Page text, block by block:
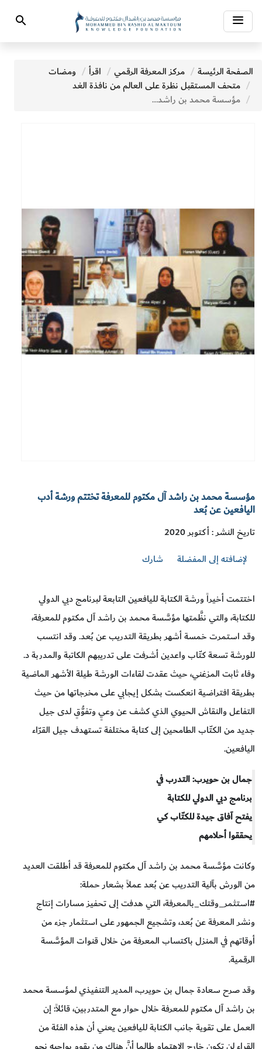
Toggle
navigation
Search
الصفحة الرئيسة مركز المعرفة الرقمي اقرأ
ومضات
متحف المستقبل نظرة على العالم من نافذة الغد
مؤسسة محمد بن راشد آل مكتوم للمعرفة تختتم ورشة أدب اليافعين عن بُعد
مؤسسة محمد بن راشد آل مكتوم للمعرفة تختتم ورشة أدب
اليافعين عن بُعد
تاريخ النشر : أكتوبر 2020
لإضافته إلى المفضلة
شارك
اختتمت أخيراً ورشة الكتابة لليافعين التابعة لبرنامج دبي الدولي
للكتابة، والتي نظَّمتها مؤسَّسة محمد بن راشد آل مكتوم للمعرفة،
وقد استمرت خمسة أشهر بطريقة التدريب عن بُعد. وقد انتسب
للورشة تسعة كتّاب واعدين أشرفت على تدريبهم الكاتبة والمدربة د.
وفاء ثابت المزغني، حيث عقدت لقاءات الورشة طيلة الأشهر الماضية
بطريقة افتراضية انعكست بشكل إيجابي على مخرجاتها من حيث
التفاعل والنقاش الحيوي الذي كشف عن وعيٍ وتفوُّقٍ لدى جيل
جديد من الكتّاب الطامحين إلى كتابة مختلفة تستهدف جيل القرّاء
اليافعين.
جمال بن حويرب: التدرب في
برنامج دبي الدولي للكتابة
يفتح آفاق جيدة للكتّاب كي
يحققوا أحلامهم
وكانت مؤسَّسة محمد بن راشد آل مكتوم للمعرفة قد أطلقت العديد
من الورش بآلية التدريب عن بُعد عملاً بشعار حملة:
#استثمر_وقتك_بالمعرفة، التي هدفت إلى تحفيز مسارات إنتاج
ونشر المعرفة عن بُعد، وتشجيع الجمهور على استثمار جزء من
أوقاتهم في المنزل باكتساب المعرفة من خلال قنوات المؤسَّسة
الرقمية.
وقد صرح سعادة جمال بن حويرب، المدير التنفيذي لمؤسسة محمد
بن راشد آل مكتوم للمعرفة خلال حوار مع المتدربين، قائلاً: إن
العمل على تقوية جانب الكتابة لليافعين يعني أن هذه الفئة من
القراء لن تكون خارج الاهتمام طالما أنَّ هناك من يقوم بواجبه نحو